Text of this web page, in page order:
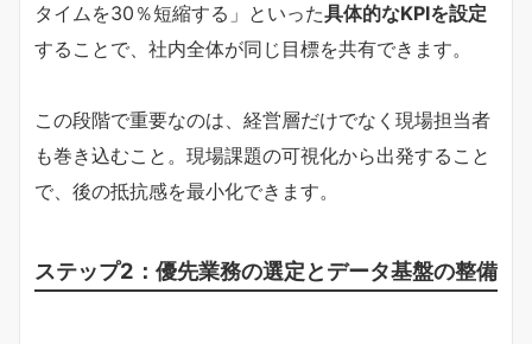
タイムを30％短縮する」といった具体的なKPIを設定
することで、社内全体が同じ目標を共有できます。
この段階で重要なのは、経営層だけでなく現場担当者
も巻き込むこと。現場課題の可視化から出発すること
で、後の抵抗感を最小化できます。
ステップ2：優先業務の選定とデータ基盤の整備